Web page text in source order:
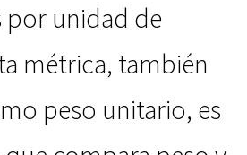
por unidad de
métrica, también
peso unitario, es